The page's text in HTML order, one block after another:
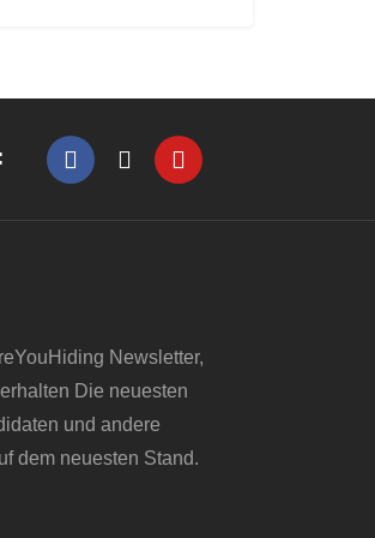
Newsletter,
Die neuesten
und andere
dem neuesten Stand.